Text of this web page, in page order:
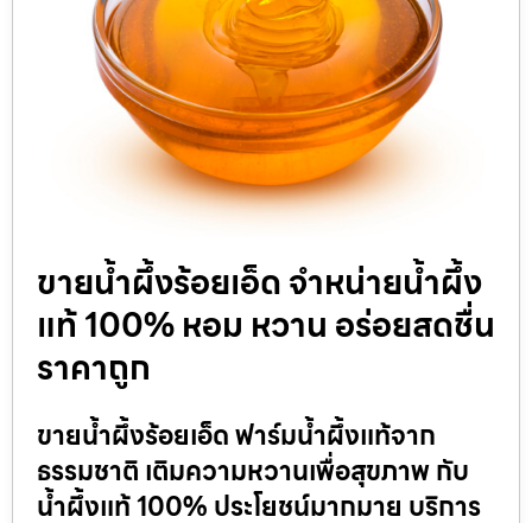
ขายน้ำผึ้งร้อยเอ็ด จำหน่ายน้ำผึ้ง
แท้ 100% หอม หวาน อร่อยสดชื่น
ราคาถูก
ขายน้ำผึ้งร้อยเอ็ด ฟาร์มน้ำผึ้งแท้จาก
ธรรมชาติ เติมความหวานเพื่อสุขภาพ กับ
น้ำผึ้งแท้ 100% ประโยชน์มากมาย บริการ